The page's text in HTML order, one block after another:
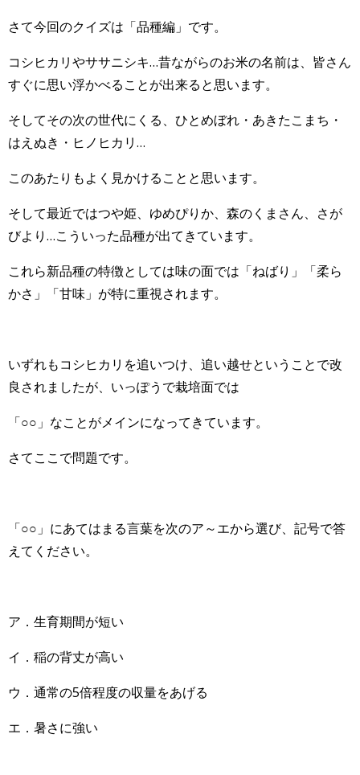
さて今回のクイズは「品種編」です。
コシヒカリやササニシキ…昔ながらのお米の名前は、皆さん
すぐに思い浮かべることが出来ると思います。
そしてその次の世代にくる、ひとめぼれ・あきたこまち・
はえぬき・ヒノヒカリ…
このあたりもよく見かけることと思います。
そして最近ではつや姫、ゆめぴりか、森のくまさん、さが
びより…こういった品種が出てきています。
これら新品種の特徴としては味の面では「ねばり」「柔ら
かさ」「甘味」が特に重視されます。
いずれもコシヒカリを追いつけ、追い越せということで改
良されましたが、いっぽうで栽培面では
「○○」なことがメインになってきています。
さてここで問題です。
「○○」にあてはまる言葉を次のア～エから選び、記号で答
えてください。
ア．生育期間が短い
イ．稲の背丈が高い
ウ．通常の5倍程度の収量をあげる
エ．暑さに強い